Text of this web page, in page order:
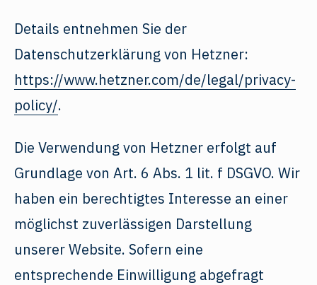
Details entnehmen Sie der
Datenschutzerklärung von Hetzner:
https://www.hetzner.com/de/legal/privacy-
policy/.
Die Verwendung von Hetzner erfolgt auf
Grundlage von Art. 6 Abs. 1 lit. f DSGVO. Wir
haben ein berechtigtes Interesse an einer
möglichst zuverlässigen Darstellung
unserer Website. Sofern eine
entsprechende Einwilligung abgefragt